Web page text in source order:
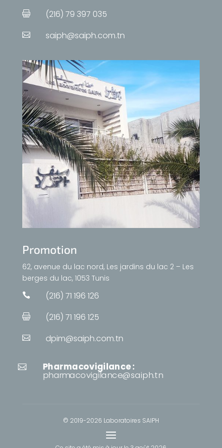
 (216) 79 397 035
 saiph@saiph.com.tn
Promotion
62, avenue du lac nord, Les jardins du lac 2 – Les
berges du lac, 1053 Tunis
 (216) 71 196 126
 (216) 71 196 125
 dpim@saiph.com.tn
 Pharmacovigilance :
pharmacovigilance@saiph.tn
© 2019-2026 Laboratoires SAIPH